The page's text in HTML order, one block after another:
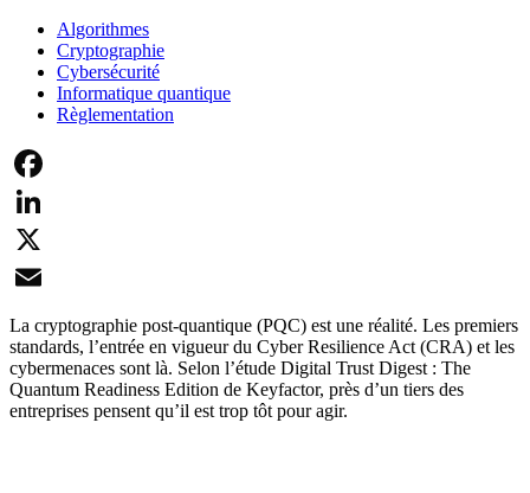
Algorithmes
Cryptographie
Cybersécurité
Informatique quantique
Règlementation
Facebook
LinkedIn
X
Email
La cryptographie post-quantique (PQC) est une réalité. Les premiers
standards, l’entrée en vigueur du Cyber Resilience Act (CRA) et les
cybermenaces sont là. Selon l’étude Digital Trust Digest : The
Quantum Readiness Edition de Keyfactor, près d’un tiers des
entreprises pensent qu’il est trop tôt pour agir.